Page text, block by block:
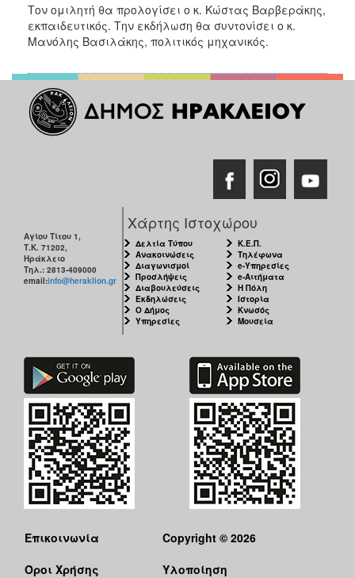
Τον ομιλητή θα προλογίσει ο κ. Κώστας Βαρβεράκης,
εκπαιδευτικός. Την εκδήλωση θα συντονίσει ο κ.
Μανόλης Βασιλάκης, πολιτικός μηχανικός.
Αγίου Τίτου 1,
Τ.Κ. 71202,
Ηράκλειο
Τηλ.: 2813-409000
email:info@heraklion.gr
Χάρτης Ιστοχώρου
Δελτία Τύπου
Ανακοινώσεις
Διαγωνισμοί
Προσλήψεις
Διαβουλεύσεις
Εκδηλώσεις
Ο Δήμος
Υπηρεσίες
Κ.Ε.Π.
Τηλέφωνα
e-Υπηρεσίες
e-Αιτήματα
Η Πόλη
Ιστορία
Κνωσός
Μουσεία
Επικοινωνία
Όροι Χρήσης
Copyright © 2026
Υλοποίηση